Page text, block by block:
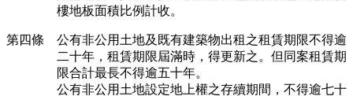
樓地板面積比例計收。
第四條 公有非公用土地及既有建築物出租之租賃期限不得逾
二十年，租賃期限屆滿時，得更新之。但同案租賃期
限合計最長不得逾五十年。
公有非公用土地設定地上權之存續期間，不得逾七十